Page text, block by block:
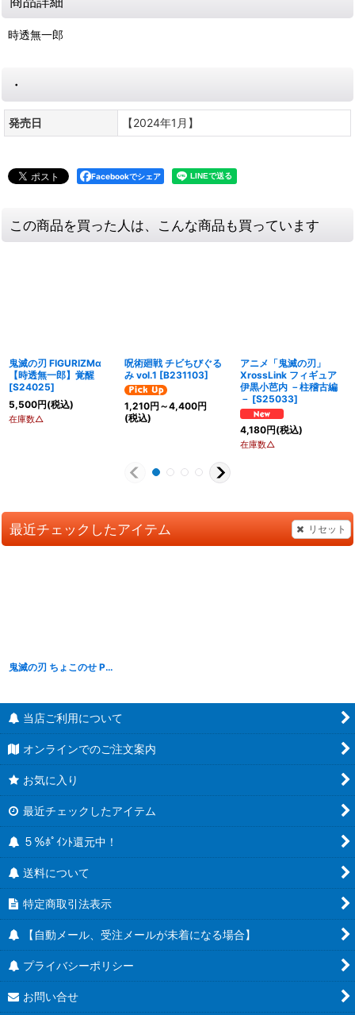
時透無一郎
・
発売日 【2024年1月】
Facebookでシェア
この商品を買った人は、こんな商品も買っています
鬼滅の刃 FIGURIZMα
【時透無一郎】覚醒
[S24025]
5,500円(税込)
在庫数△
呪術廻戦 チビちびぐる
み vol.1 [B231103]
1,210円 ～4,400円
(税込)
アニメ「鬼滅の刃」
XrossLink フィギュア
伊黒小芭内 －柱稽古編
－ [S25033]
4,180円(税込)
在庫数△
最近チェックしたアイテム リセット
鬼滅の刃 ちょこのせ PMフィギュア 時透無一郎 「刀鍛冶の里編」
当店ご利用について
オンラインでのご注文案内
お気に入り
最近チェックしたアイテム
５％ﾎﾟｲﾝﾄ還元中！
送料について
特定商取引法表示
【自動メール、受注メールが未着になる場合】
プライバシーポリシー
お問い合せ